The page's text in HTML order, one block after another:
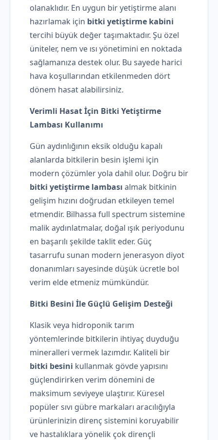
olanaklıdır. En uygun bir yetiştirme alanı
hazırlamak için bitki yetiştirme kabini
tercihi büyük değer taşımaktadır. Şu özel
üniteler, nem ve ısı yönetimini en noktada
sağlamanıza destek olur. Bu sayede harici
hava koşullarından etkilenmeden dört
dönem hasat alabilirsiniz.
Verimli Hasat İçin Bitki Yetiştirme
Lambası Kullanımı
Gün aydınlığının eksik olduğu kapalı
alanlarda bitkilerin besin işlemi için
modern çözümler yola dahil olur. Doğru bir
bitki yetiştirme lambası almak bitkinin
gelişim hızını doğrudan etkileyen temel
etmendir. Bilhassa full spectrum sistemine
malik aydınlatmalar, doğal ışık periyodunu
en başarılı şekilde taklit eder. Güç
tasarrufu sunan modern jenerasyon diyot
donanımları sayesinde düşük ücretle bol
verim elde etmeniz mümkündür.
Bitki Besini İle Güçlü Gelişim Desteği
Klasik veya hidroponik tarım
yöntemlerinde bitkilerin ihtiyaç duyduğu
mineralleri vermek lazımdır. Kaliteli bir
bitki besini kullanmak gövde yapısını
güçlendirirken verim dönemini de
maksimum seviyeye ulaştırır. Küresel
popüler sıvı gübre markaları aracılığıyla
ürünlerinizin direnç sistemini koruyabilir
ve hastalıklara yönelik çok dirençli